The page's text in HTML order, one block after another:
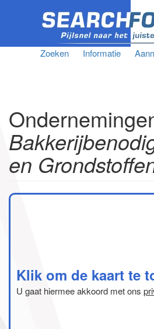
Zoeken Informatie
en
Klik om de kaart te
U gaat hiermee akkoord met ons